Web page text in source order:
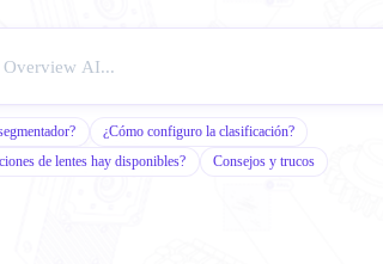
¿Cómo configuro la clasificación?
de lentes hay disponibles? Consejos y trucos